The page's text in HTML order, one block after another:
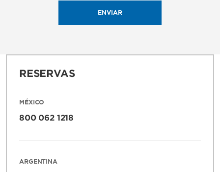
ENVIAR
RESERVAS
MÉXICO
800 062 1218
ARGENTINA